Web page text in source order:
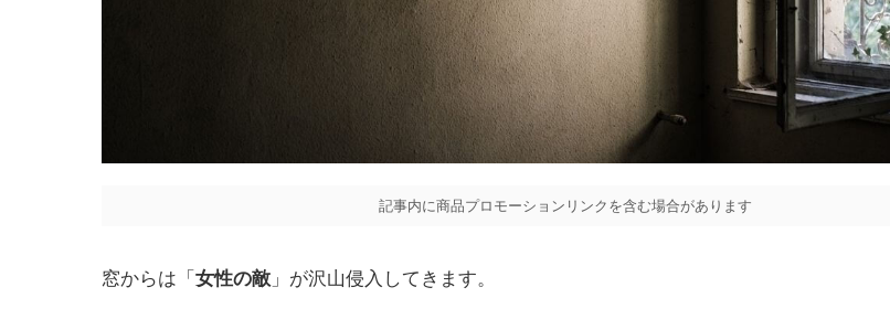
記事内に商品プロモーションリンクを含む場合があります
窓からは「 女性の敵 」が沢山侵入してきます。